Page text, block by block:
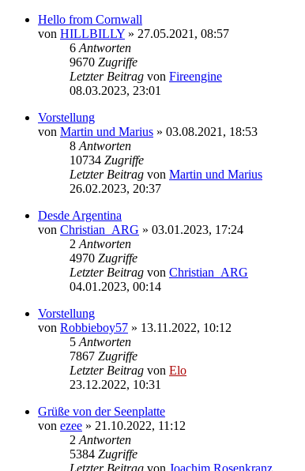
Hello from Cornwall
von HILLBILLY » 27.05.2021, 08:57
6 Antworten
9670 Zugriffe
Letzter Beitrag von Fireengine
08.03.2023, 23:01
Vorstellung
von Martin und Marius » 03.08.2021, 18:53
8 Antworten
10734 Zugriffe
Letzter Beitrag von Martin und Marius
26.02.2023, 20:37
Desde Argentina
von Christian_ARG » 03.01.2023, 17:24
2 Antworten
4970 Zugriffe
Letzter Beitrag von Christian_ARG
04.01.2023, 00:14
Vorstellung
von Robbieboy57 » 13.11.2022, 10:12
5 Antworten
7867 Zugriffe
Letzter Beitrag von Elo
23.12.2022, 10:31
Grüße von der Seenplatte
von ezee » 21.10.2022, 11:12
2 Antworten
5384 Zugriffe
Letzter Beitrag von Joachim Rosenkranz